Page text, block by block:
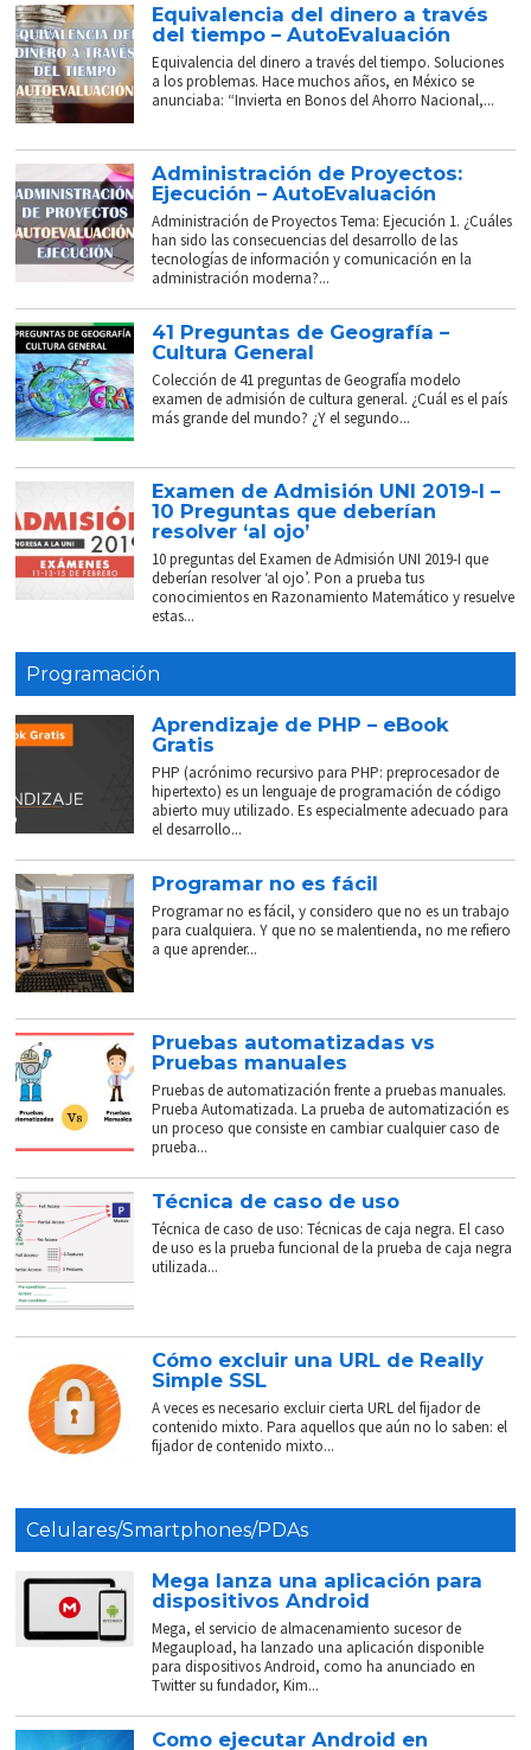
Equivalencia del dinero a través
del tiempo – AutoEvaluación
Equivalencia del dinero a través del tiempo. Soluciones
a los problemas. Hace muchos años, en México se
anunciaba: “Invierta en Bonos del Ahorro Nacional,...
Administración de Proyectos:
Ejecución – AutoEvaluación
Administración de Proyectos Tema: Ejecución 1. ¿Cuáles
han sido las consecuencias del desarrollo de las
tecnologías de información y comunicación en la
administración moderna?...
41 Preguntas de Geografía –
Cultura General
Colección de 41 preguntas de Geografía modelo
examen de admisión de cultura general. ¿Cuál es el país
más grande del mundo? ¿Y el segundo...
Examen de Admisión UNI 2019-I –
10 Preguntas que deberían
resolver ‘al ojo’
10 preguntas del Examen de Admisión UNI 2019-I que
deberían resolver ‘al ojo’. Pon a prueba tus
conocimientos en Razonamiento Matemático y resuelve
estas...
Programación
Aprendizaje de PHP – eBook
Gratis
PHP (acrónimo recursivo para PHP: preprocesador de
hipertexto) es un lenguaje de programación de código
abierto muy utilizado. Es especialmente adecuado para
el desarrollo...
Programar no es fácil
Programar no es fácil, y considero que no es un trabajo
para cualquiera. Y que no se malentienda, no me refiero
a que aprender...
Pruebas automatizadas vs
Pruebas manuales
Pruebas de automatización frente a pruebas manuales.
Prueba Automatizada. La prueba de automatización es
un proceso que consiste en cambiar cualquier caso de
prueba...
Técnica de caso de uso
Técnica de caso de uso: Técnicas de caja negra. El caso
de uso es la prueba funcional de la prueba de caja negra
utilizada...
Cómo excluir una URL de Really
Simple SSL
A veces es necesario excluir cierta URL del fijador de
contenido mixto. Para aquellos que aún no lo saben: el
fijador de contenido mixto...
Celulares/Smartphones/PDAs
Mega lanza una aplicación para
dispositivos Android
Mega, el servicio de almacenamiento sucesor de
Megaupload, ha lanzado una aplicación disponible
para dispositivos Android, como ha anunciado en
Twitter su fundador, Kim...
Como ejecutar Android en